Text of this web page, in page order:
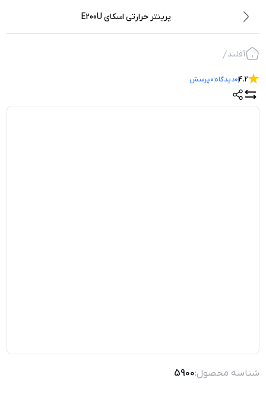
پرینتر حرارتی اسکای E200U
آفلند
4.2
0دیدگاه0پرسش
شناسه محصول:5900